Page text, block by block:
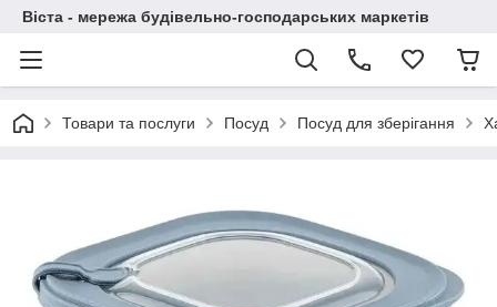
Віста - мережа будівельно-господарських маркетів
Товари та послуги Посуд Посуд для зберігання